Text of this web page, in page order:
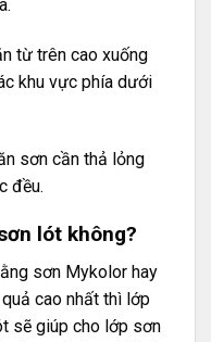
từ trên cao xuống
khu vực phía dưới
sơn cần thả lỏng
đều.
lót không?
sơn Mykolor hay
cao nhất thì lớp
sẽ giúp cho lớp sơn